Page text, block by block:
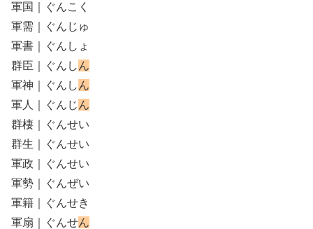
軍国｜ぐんこく
軍需｜ぐんじゅ
軍書｜ぐんしょ
群臣｜ぐんし ん
軍神｜ぐんし ん
軍人｜ぐんじ ん
群棲｜ぐんせい
群生｜ぐんせい
軍政｜ぐんせい
軍勢｜ぐんぜい
軍籍｜ぐんせき
軍扇｜ぐんせん